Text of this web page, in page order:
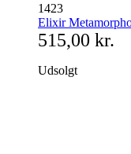
1423
Elixir
515,00 kr.
Udsolgt